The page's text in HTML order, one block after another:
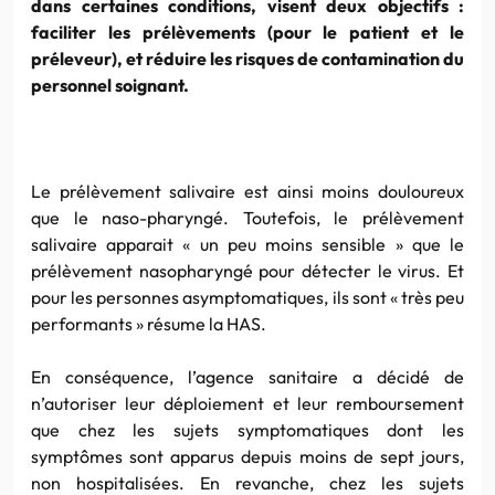
dans certaines conditions, visent deux objectifs :
faciliter les prélèvements (pour le patient et le
préleveur), et réduire les risques de contamination du
personnel soignant.
Le prélèvement salivaire est ainsi moins douloureux
que le naso-pharyngé. Toutefois, le prélèvement
salivaire apparait « un peu moins sensible » que le
prélèvement nasopharyngé pour détecter le virus. Et
pour les personnes asymptomatiques, ils sont « très peu
performants » résume la HAS.
En conséquence, l’agence sanitaire a décidé de
n’autoriser leur déploiement et leur remboursement
que chez les sujets symptomatiques dont les
symptômes sont apparus depuis moins de sept jours,
non hospitalisées. En revanche, chez les sujets